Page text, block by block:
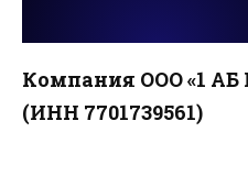
Компания ООО «1
(ИНН 7701739561)